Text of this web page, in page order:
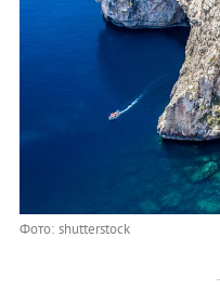
Фото: shutterstock